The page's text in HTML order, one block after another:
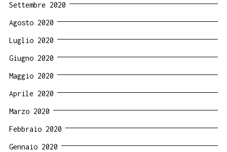
Settembre 2020
Agosto 2020
Luglio 2020
Giugno 2020
Maggio 2020
Aprile 2020
Marzo 2020
Febbraio 2020
Gennaio 2020